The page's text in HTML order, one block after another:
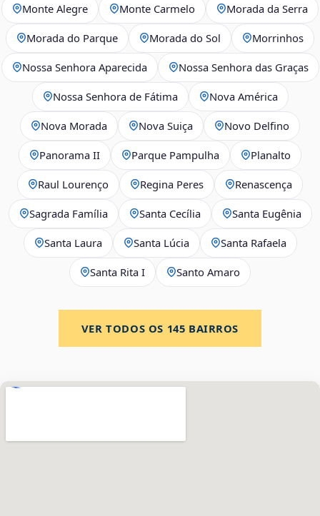
Monte Alegre Monte Carmelo Morada da Serra
Morada do Parque Morada do Sol Morrinhos
Nossa Senhora Aparecida Nossa Senhora das Graças
Nossa Senhora de Fátima Nova América
Nova Morada Nova Suiça Novo Delfino
Panorama II Parque Pampulha Planalto
Raul Lourenço Regina Peres Renascença
Sagrada Família Santa Cecília Santa Eugênia
Santa Laura Santa Lúcia Santa Rafaela
Santa Rita I Santo Amaro
VER TODOS OS 145 BAIRROS